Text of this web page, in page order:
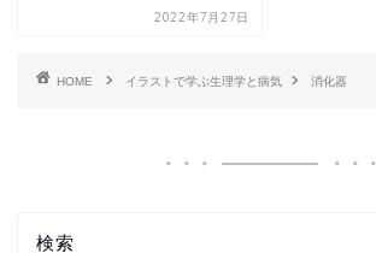
2022年7月27日
HOME イラストで学ぶ生理学と病気 消化器
検索